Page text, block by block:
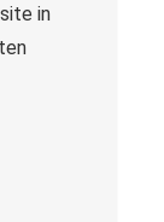
in